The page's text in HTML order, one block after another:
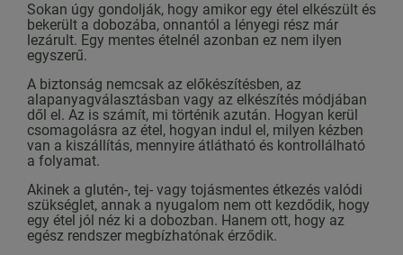
Sokan úgy gondolják, hogy amikor egy étel elkészült és
bekerült a dobozába, onnantól a lényegi rész már
lezárult. Egy mentes ételnél azonban ez nem ilyen
egyszerű.
A biztonság nemcsak az előkészítésben, az
alapanyagválasztásban vagy az elkészítés módjában
dől el. Az is számít, mi történik azután. Hogyan kerül
csomagolásra az étel, hogyan indul el, milyen kézben
van a kiszállítás, mennyire átlátható és kontrollálható
a folyamat.
Akinek a glutén-, tej- vagy tojásmentes étkezés valódi
szükséglet, annak a nyugalom nem ott kezdődik, hogy
egy étel jól néz ki a dobozban. Hanem ott, hogy az
egész rendszer megbízhatónak érződik.